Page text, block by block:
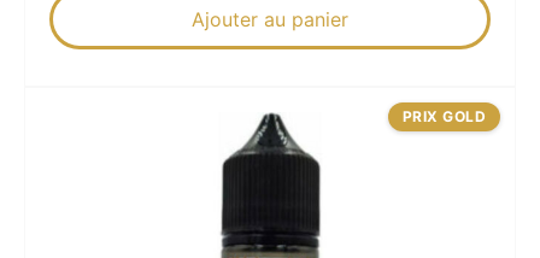
Ajouter au panier
PRIX GOLD